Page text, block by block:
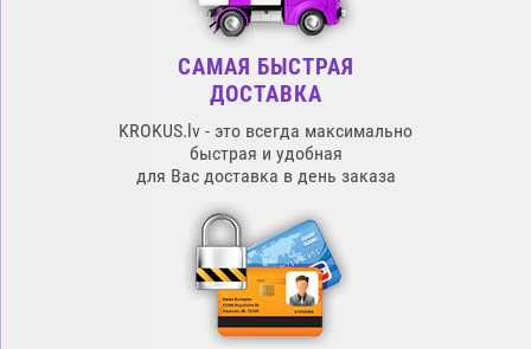
САМАЯ БЫСТРАЯ
ДОСТАВКА
KROKUS.lv - это всегда максимально
быстрая и удобная
для Вас доставка в день заказа